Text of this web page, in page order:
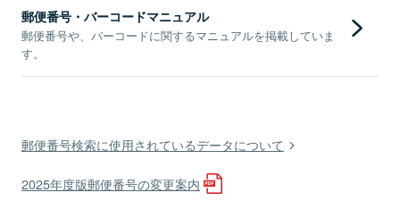
郵便番号・バーコードマニュアル
郵便番号や、バーコードに関するマニュアルを掲載していま
す。
郵便番号検索に使用されているデータについて
2025年度版郵便番号の変更案内